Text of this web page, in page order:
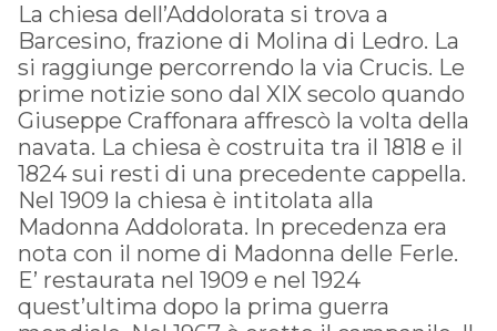
La chiesa dell’Addolorata si trova a
Barcesino, frazione di Molina di Ledro. La
si raggiunge percorrendo la via Crucis. Le
prime notizie sono dal XIX secolo quando
Giuseppe Craffonara affrescò la volta della
navata. La chiesa è costruita tra il 1818 e il
1824 sui resti di una precedente cappella.
Nel 1909 la chiesa è intitolata alla
Madonna Addolorata. In precedenza era
nota con il nome di Madonna delle Ferle.
E’ restaurata nel 1909 e nel 1924
quest’ultima dopo la prima guerra